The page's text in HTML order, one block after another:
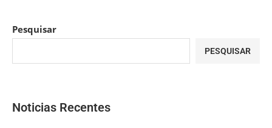
Pesquisar
PESQUISAR
Noticias Recentes